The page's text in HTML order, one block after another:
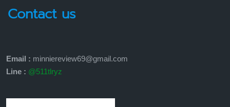
Contact us
Email : minniereview69@gmail.com
Line : @511tlryz